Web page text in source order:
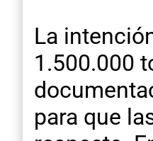
La
1.500.000
para que